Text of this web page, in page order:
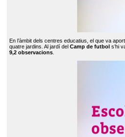
En l’àmbit dels centres educatius, el que va
quatre jardins. Al jardí del Camp de futbol s’hi
9,2 observacions